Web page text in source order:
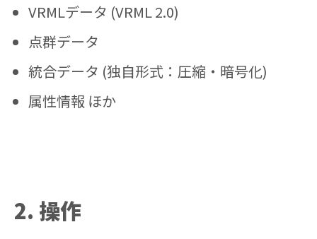
VRMLデータ (VRML 2.0)
点群データ
統合データ (独自形式：圧縮・暗号化)
属性情報 ほか
2. 操作